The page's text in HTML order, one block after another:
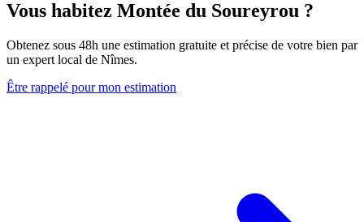
Vous habitez Montée du Soureyrou ?
Obtenez sous 48h une estimation gratuite et précise de votre bien par
un expert local de Nîmes.
Être rappelé pour mon estimation